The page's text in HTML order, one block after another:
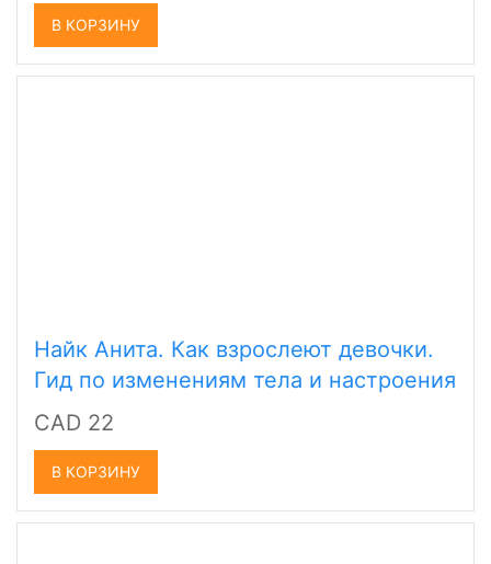
В КОРЗИНУ
Найк Анита. Как взрослеют девочки.
Гид по изменениям тела и настроения
CAD 22
В КОРЗИНУ